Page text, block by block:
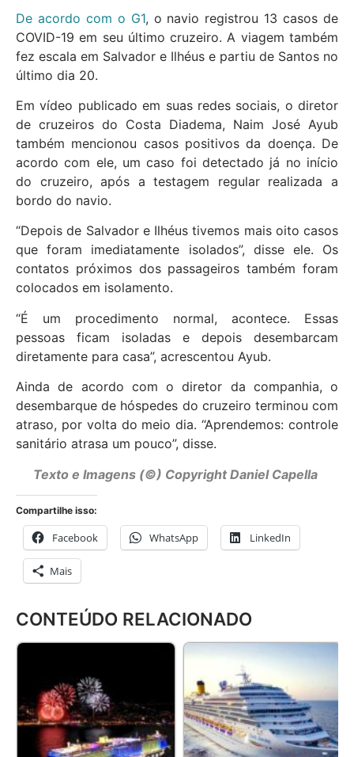
De acordo com o G1, o navio registrou 13 casos de
COVID-19 em seu último cruzeiro. A viagem também
fez escala em Salvador e Ilhéus e partiu de Santos no
último dia 20.
Em vídeo publicado em suas redes sociais, o diretor
de cruzeiros do Costa Diadema, Naim José Ayub
também mencionou casos positivos da doença. De
acordo com ele, um caso foi detectado já no início
do cruzeiro, após a testagem regular realizada a
bordo do navio.
“Depois de Salvador e Ilhéus tivemos mais oito casos
que foram imediatamente isolados”, disse ele. Os
contatos próximos dos passageiros também foram
colocados em isolamento.
“É um procedimento normal, acontece. Essas
pessoas ficam isoladas e depois desembarcam
diretamente para casa”, acrescentou Ayub.
Ainda de acordo com o diretor da companhia, o
desembarque de hóspedes do cruzeiro terminou com
atraso, por volta do meio dia. “Aprendemos: controle
sanitário atrasa um pouco”, disse.
Texto e Imagens (©) Copyright Daniel Capella
Compartilhe isso:
Facebook WhatsApp LinkedIn
Mais
CONTEÚDO RELACIONADO